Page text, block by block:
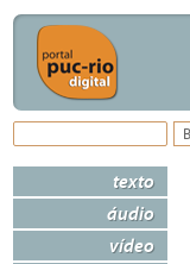
texto
áudio
vídeo